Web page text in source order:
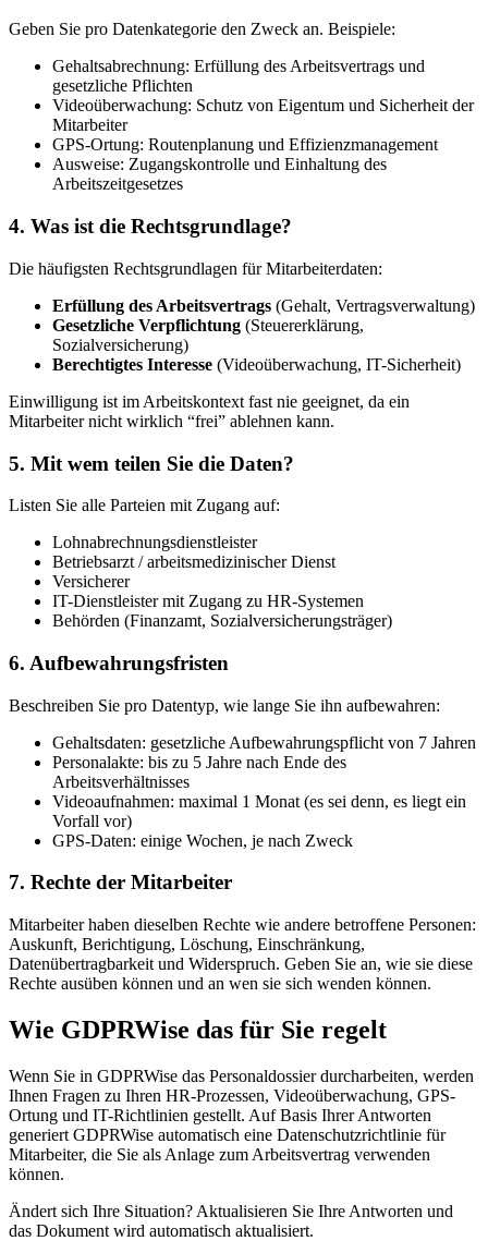
Geben Sie pro Datenkategorie den Zweck an. Beispiele:
Gehaltsabrechnung: Erfüllung des Arbeitsvertrags und
gesetzliche Pflichten
Videoüberwachung: Schutz von Eigentum und Sicherheit der
Mitarbeiter
GPS-Ortung: Routenplanung und Effizienzmanagement
Ausweise: Zugangskontrolle und Einhaltung des
Arbeitszeitgesetzes
4. Was ist die Rechtsgrundlage?
Die häufigsten Rechtsgrundlagen für Mitarbeiterdaten:
Erfüllung des Arbeitsvertrags (Gehalt, Vertragsverwaltung)
Gesetzliche Verpflichtung (Steuererklärung,
Sozialversicherung)
Berechtigtes Interesse (Videoüberwachung, IT-Sicherheit)
Einwilligung ist im Arbeitskontext fast nie geeignet, da ein
Mitarbeiter nicht wirklich “frei” ablehnen kann.
5. Mit wem teilen Sie die Daten?
Listen Sie alle Parteien mit Zugang auf:
Lohnabrechnungsdienstleister
Betriebsarzt / arbeitsmedizinischer Dienst
Versicherer
IT-Dienstleister mit Zugang zu HR-Systemen
Behörden (Finanzamt, Sozialversicherungsträger)
6. Aufbewahrungsfristen
Beschreiben Sie pro Datentyp, wie lange Sie ihn aufbewahren:
Gehaltsdaten: gesetzliche Aufbewahrungspflicht von 7 Jahren
Personalakte: bis zu 5 Jahre nach Ende des
Arbeitsverhältnisses
Videoaufnahmen: maximal 1 Monat (es sei denn, es liegt ein
Vorfall vor)
GPS-Daten: einige Wochen, je nach Zweck
7. Rechte der Mitarbeiter
Mitarbeiter haben dieselben Rechte wie andere betroffene Personen:
Auskunft, Berichtigung, Löschung, Einschränkung,
Datenübertragbarkeit und Widerspruch. Geben Sie an, wie sie diese
Rechte ausüben können und an wen sie sich wenden können.
Wie GDPRWise das für Sie regelt
Wenn Sie in GDPRWise das Personaldossier durcharbeiten, werden
Ihnen Fragen zu Ihren HR-Prozessen, Videoüberwachung, GPS-
Ortung und IT-Richtlinien gestellt. Auf Basis Ihrer Antworten
generiert GDPRWise automatisch eine Datenschutzrichtlinie für
Mitarbeiter, die Sie als Anlage zum Arbeitsvertrag verwenden
können.
Ändert sich Ihre Situation? Aktualisieren Sie Ihre Antworten und
das Dokument wird automatisch aktualisiert.